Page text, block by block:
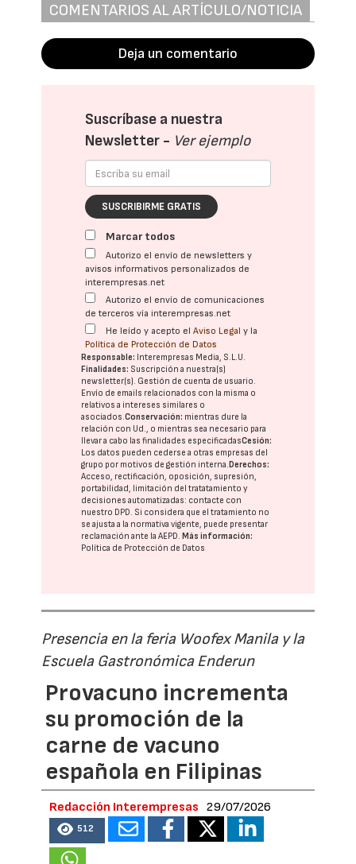
COMENTARIOS AL ARTÍCULO/NOTICIA
Deja un comentario
Suscríbase a nuestra
Newsletter - Ver ejemplo
SUSCRIBIRME GRATIS
Marcar todos
Autorizo el envío de newsletters y
avisos informativos personalizados de
interempresas.net
Autorizo el envío de comunicaciones
de terceros vía interempresas.net
He leído y acepto elAviso Legal y la
Política de Protección de Datos
Responsable: Interempresas Media, S.L.U.
Finalidades: Suscripción a nuestra(s)
newsletter(s). Gestión de cuenta de usuario.
Envío de emails relacionados con la misma o
relativos a intereses similares o
asociados.Conservación: mientras dure la
relación con Ud., o mientras sea necesario para
llevar a cabo las finalidades especificadasCesión:
Los datos pueden cederse a otras empresas del
grupo por motivos de gestión interna. Derechos:
Acceso, rectificación, oposición, supresión,
portabilidad, limitación del tratatamiento y
decisiones automatizadas: contacte con
nuestro DPD. Si considera que el tratamiento no
se ajusta a la normativa vigente, puede presentar
reclamación ante laAEPD. Más información:
Política de Protección de Datos
Presencia en la feria Woofex Manila y la
Escuela Gastronómica Enderun
Provacuno incrementa
su promoción de la
carne de vacuno
española en Filipinas
Redacción Interempresas 29/07/2026
512